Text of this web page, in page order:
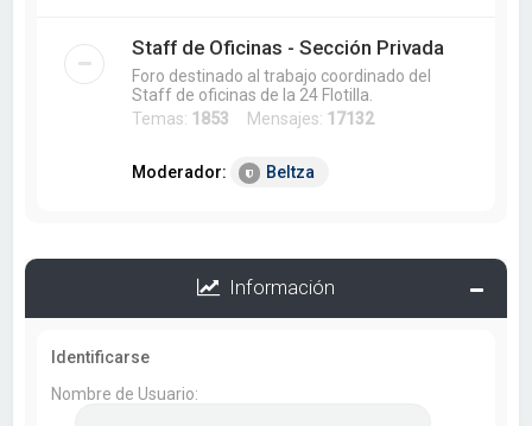
Staff de Oficinas - Sección Privada
Foro destinado al trabajo coordinado del
Staff de oficinas de la 24 Flotilla.
Temas: 1853 Mensajes: 17132
Moderador: Beltza
Información
Identificarse
Nombre de Usuario: